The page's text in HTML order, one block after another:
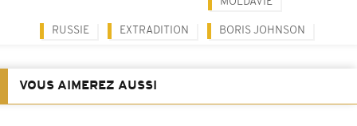
RUSSIE EXTRADITION BORIS JOHNSON
VOUS AIMEREZ AUSSI